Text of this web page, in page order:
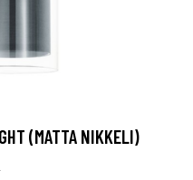
(MATTA NIKKELI)